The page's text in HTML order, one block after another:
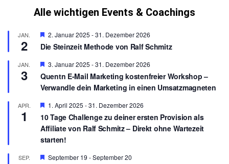
Alle wichtigen Events & Coachings
JAN.
2
H
r
o
r
e
o
b
e
n
2. Januar 2025 -31. Dezember 2026
Die Steinzeit Methode von Ralf Schmitz
JAN.
3
H
r
v
r
g
e
h
o
e
n
3. Januar 2025 -31. Dezember 2026
Quentn E-Mail Marketing kostenfreier Workshop –
Verwandle dein Marketing in einen Umsatzmagneten
APR.
1
H
e
r
v
o
g
e
1. April 2025 -31. Dezember 2026
10 Tage Challenge zu deiner ersten Provision als
Affiliate von Ralf Schmitz – Direkt ohne Wartezeit
starten!
SEP.
H
September 19 -September 20